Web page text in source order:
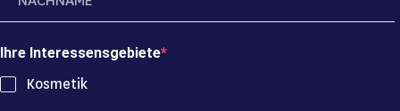
Ihre Interessensgebiete
Kosmetik